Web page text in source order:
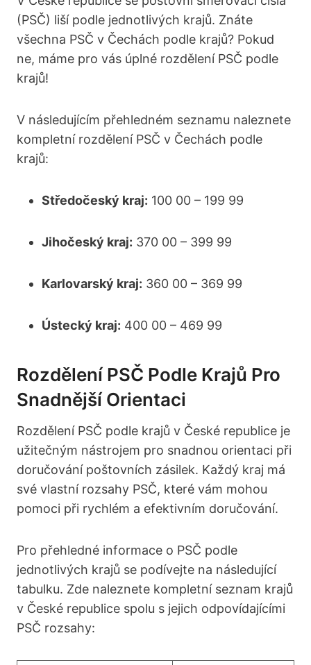
(PSČ) liší podle jednotlivých krajů. Znáte
všechna PSČ v Čechách podle krajů? Pokud
ne, máme pro vás úplné rozdělení PSČ podle
krajů!
V následujícím přehledném seznamu naleznete
kompletní rozdělení PSČ v Čechách podle
krajů:
Středočeský kraj: 100 00 – 199 99
Jihočeský kraj: 370 00 – 399 99
Karlovarský kraj: 360 00 – 369 99
Ústecký kraj: 400 00 – 469 99
Rozdělení PSČ Podle Krajů Pro
Snadnější Orientaci
Rozdělení PSČ podle krajů v České republice je
užitečným nástrojem pro snadnou orientaci při
doručování poštovních zásilek. Každý kraj má
své vlastní rozsahy PSČ, které vám mohou
pomoci při rychlém a efektivním doručování.
Pro přehledné informace o PSČ podle
jednotlivých krajů se podívejte na následující
tabulku. Zde naleznete kompletní seznam krajů
v České republice spolu s jejich odpovídajícími
PSČ rozsahy: